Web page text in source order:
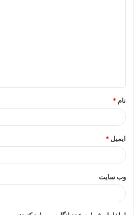
*
نام *
ایمیل *
وب‌ سایت